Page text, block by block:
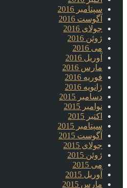
سپتامبر 2016
آگوست 2016
جولای 2016
ژوئن 2016
می 2016
آوریل 2016
مارس 2016
فوریه 2016
ژانویه 2016
دسامبر 2015
نوامبر 2015
اکتبر 2015
سپتامبر 2015
آگوست 2015
جولای 2015
ژوئن 2015
می 2015
آوریل 2015
مارس 2015